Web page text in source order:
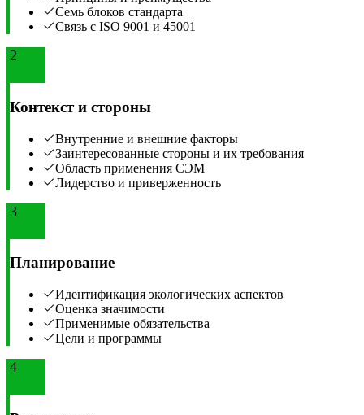
Семь блоков стандарта
Связь с ISO 9001 и 45001
2
Контекст и стороны
Внутренние и внешние факторы
Заинтересованные стороны и их требования
Область применения СЭМ
Лидерство и приверженность
3
Планирование
Идентификация экологических аспектов
Оценка значимости
Применимые обязательства
Цели и программы
4